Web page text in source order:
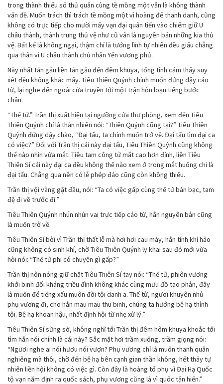
trong thành thiểu số thủ quân cùng tề mồng một vẫn là không thành
vấn đề. Muốn trách thì trách tề mồng một vì hoàng đế thanh danh, cũng
không có trực tiếp cho mười mấy vạn đại quân tiến vào chiếm giữ U
châu thành, thành trung thủ vệ như cũ vẫn là nguyên bản những kia thủ
vệ. Bất kể là không ngại, thậm chí là tướng lĩnh tự nhiên đều giấu chẳng
qua thân vì U châu thành chủ nhân Yến vương phủ.
Này nhất tán gẫu liền tán gẫu đến đêm khuya, tổng tính cảm thấy suy
xét đều không khác mấy. Tiêu Thiên Quýnh chính muốn đứng dậy cáo
từ, lại nghe đến ngoài cửa truyền tới một trận hỗn loạn tiếng bước
chân.
“Thế tử.” Trần thị xuất hiện tại ngưỡng cửa thư phòng, xem đến Tiêu
Thiên Quýnh chỉ là thản nhiên nói: “Thiên Quýnh cũng tại?” Tiêu Thiên
Quýnh đứng dậy chào, “Đại tẩu, ta chính muốn trở về. Đại tẩu tìm đại ca
có việc?” Đối với Trần thị cái này đại tẩu, Tiêu Thiên Quýnh cũng không
thế nào nhìn vừa mắt. Tiêu tam công tử mắt cao hơn đỉnh, liên Tiêu
Thiên Sí cái này đại ca đều không thế nào xem ở trong mắt huống chi là
đại tẩu. Chẳng qua nên có lễ phép đảo cũng còn không thiếu.
Trần thị vội vàng gật đầu, nói: “Ta có việc gấp cùng thế tử bàn bạc, tam
đệ đi về trước đi.”
Tiêu Thiên Quýnh nhún nhún vai trực tiếp cáo từ, hắn nguyên bản cũng
là muốn trở về.
Tiêu Thiên Sí bởi vì Trần thị thất lễ mà hơi hơi cau mày, hắn tính khí hảo
cũng không có sinh khí, chờ Tiêu Thiên Quýnh ly khai sau đó mới vừa
hỏi nói: “Thế tử phi có chuyện gì gấp?”
Trần thị nôn nóng giữ chặt Tiêu Thiên Sí tay nói: “Thế tử, phiên vương
khởi binh đối kháng triều đình không khác cùng mưu đồ tạo phản, đây
là muốn để tiếng xấu muôn đời tội danh a. Thế tử, ngươi khuyên nhủ
phụ vương đi, cho hắn mau mau thu binh, chúng ta hướng bệ hạ thỉnh
tội. Bệ hạ khoan hậu, nhất định hội từ nhẹ xử lý.”
Tiêu Thiên Sí sững sờ, không nghĩ tới Trần thị đêm hôm khuya khoắc tới
tìm hắn nói chính là cái này? Sắc mặt hơi trầm xuống, trầm giọng nói:
“Ngươi nghe ai nói hươu nói vượn? Phụ vương chỉ là muốn thanh quân
nghiêng mà thôi, chờ đến bệ hạ bên cạnh gian thần không, hết thảy tự
nhiên liền hội không có việc gì. Còn đây là hoàng tổ phụ vì Đại Hạ Quốc
tộ vạn năm định ra quốc sách, phụ vương cũng là vì quốc tận hiến.”